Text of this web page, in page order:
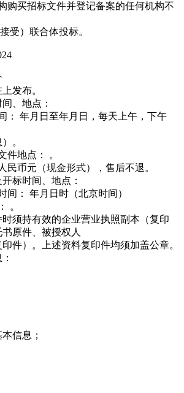
购买招标文件并登记备案的任何机构不
受）联合体投标。
发布。
、地点：
： 年月日至年月日，每天上午，下午
。
件地点： 。
民币元（现金形式），售后不退。
标时间、地点：
间： 年月日时（北京时间）
。
须持有效的企业营业执照副本（复印
原件、被授权人
件）。上述资料复印件均须加盖公章。
信息；